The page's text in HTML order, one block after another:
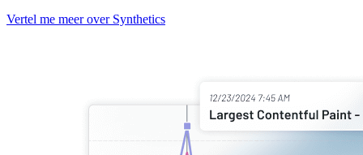
Vertel me meer over Synthetics